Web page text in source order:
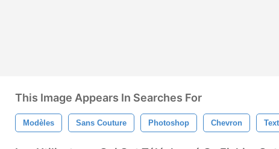
This Image Appears In Searches For
Modèles Sans Couture Photoshop Chevron